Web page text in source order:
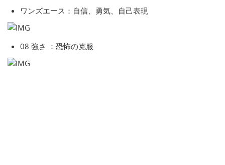
ワンズエース：自信、勇気、自己表現
08 強さ ：恐怖の克服